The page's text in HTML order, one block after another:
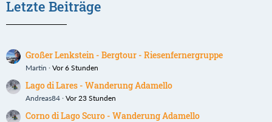
Letzte Beiträge
Großer Lenkstein - Bergtour - Riesenfernergruppe
Martin Vor 6 Stunden
Lago di Lares - Wanderung Adamello
Andreas84 Vor 23 Stunden
Corno di Lago Scuro - Wanderung Adamello